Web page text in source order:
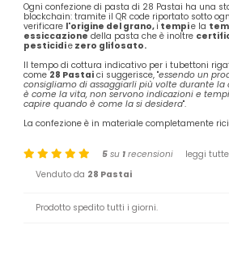
Ogni confezione di pasta di 28 Pastai ha una
blockchain: tramite il QR code riportato sotto
verificare l'origine del grano,i tempie la
essiccazione della pasta che è inoltre
pesticidie zero glifosato.
Il tempo di cottura indicativo per i tubettoni
come 28 Pastai ci suggerisce, "essendo un
consigliamo di assaggiarli più volte durante la
è come la vita, non servono indicazioni e
capire quando è come la si desidera".
La confezione è in materiale completamente
5 su 1 recensioni
leggi
Venduto da 28 Pastai
Prodotto spedito tutti i giorni.